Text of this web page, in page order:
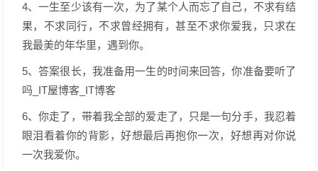
4、一生至少该有一次，为了某个人而忘了自己，不求有结
果，不求同行，不求曾经拥有，甚至不求你爱我，只求在
我最美的年华里，遇到你。
5、答案很长，我准备用一生的时间来回答，你准备要听了
吗_IT屋博客_IT博客
6、你走了，带着我全部的爱走了，只是一句分手，我忍着
眼泪看着你的背影，好想最后再抱你一次，好想再对你说
一次我爱你。